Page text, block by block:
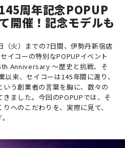
周年記念POPUP
開催！記念モデルも
火）までの7日間、伊勢丹新宿店
イコーの特別なPOPUPイベント
Anniversary ～歴史と挑戦、そ
来、セイコーは145年間に渡り、
いう創業者の言葉を胸に、数々の
ました。今回のPOPUPでは、そ
へのこだわりを、実際に見て、